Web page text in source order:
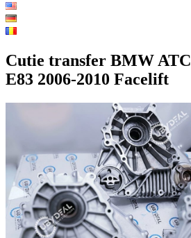
Cutie transfer BMW
E83 2006-2010 Facelift